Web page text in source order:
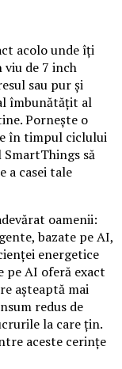
acolo unde îți
viu de 7 inch
sau pur și
îmbunătățit al
Pornește o
în timpul ciclului
SmartThings să
a casei tale
oamenii:
bazate pe AI,
energetice
pe AI oferă exact
așteaptă mai
redus de
la care țin.
aceste cerințe